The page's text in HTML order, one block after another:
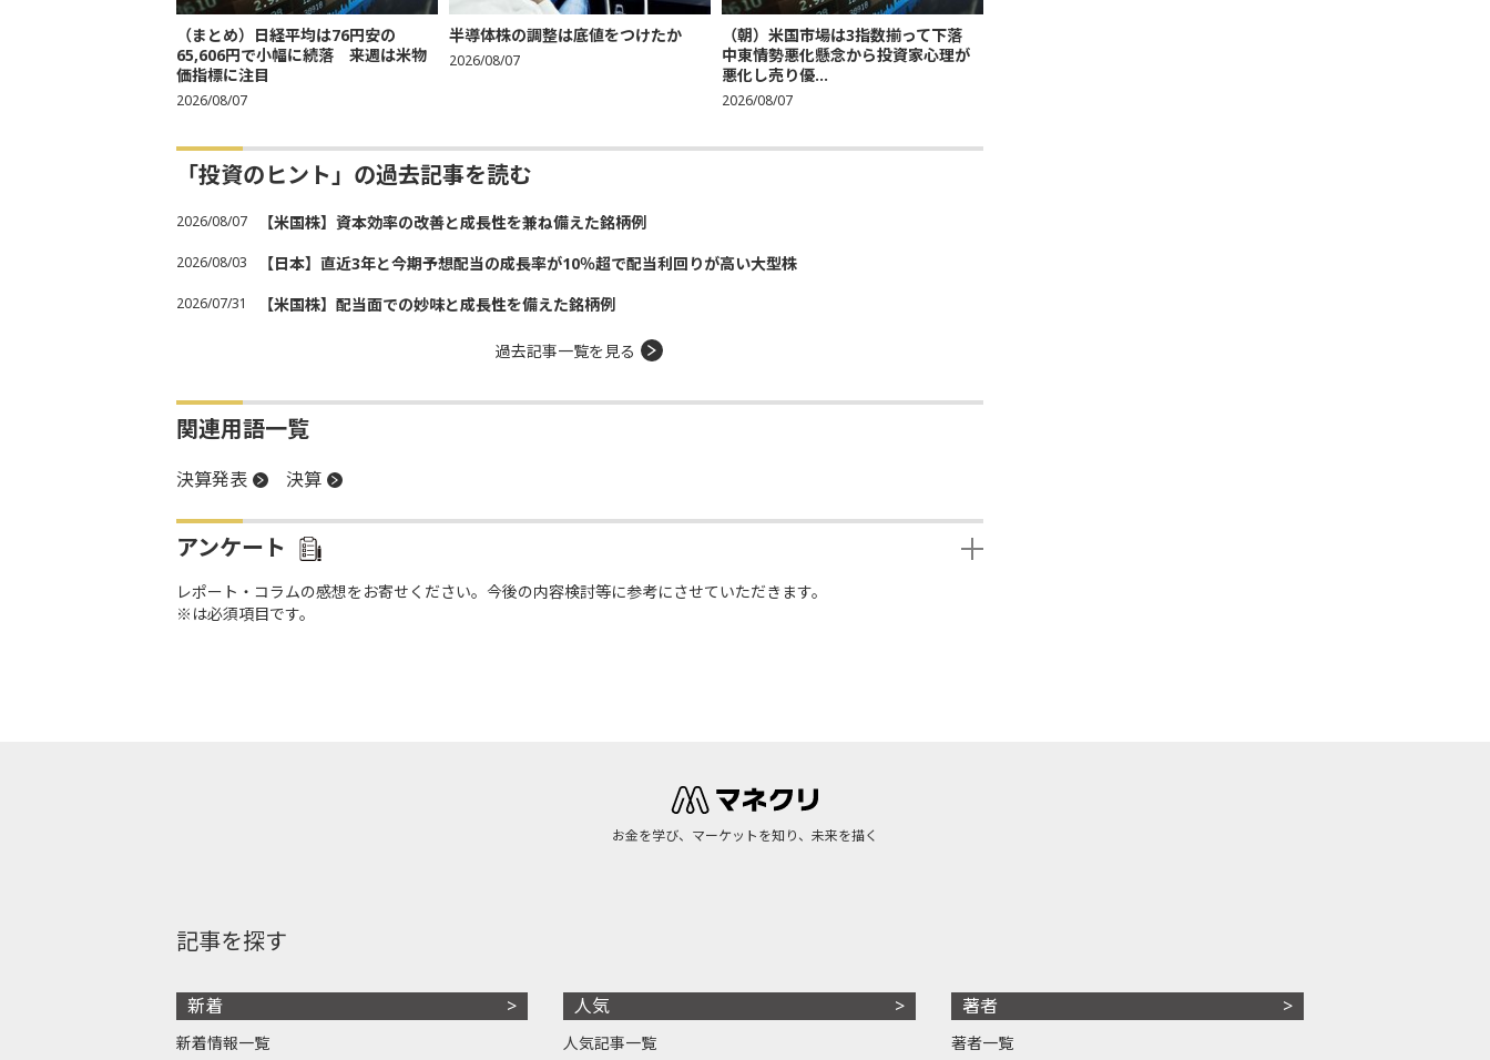
（まとめ）日経平均は76円安の
65,606円で小幅に続落 来週は米物
価指標に注目
2026/08/07
半導体株の調整は底値をつけたか
2026/08/07
（朝）米国市場は3指数揃って下落
中東情勢悪化懸念から投資家心理が
悪化し売り優...
2026/08/07
「投資のヒント」の過去記事を読む
2026/08/07 【米国株】資本効率の改善と成長性を兼ね備えた銘柄例
2026/08/03 【日本】直近3年と今期予想配当の成長率が10％超で配当利回りが高い大型株
2026/07/31 【米国株】配当面での妙味と成長性を備えた銘柄例
過去記事一覧を見る
関連用語一覧
決算発表 決算
アンケート
レポート・コラムの感想をお寄せください。今後の内容検討等に参考にさせていただきます。
※は必須項目です。
お金を学び、マーケットを知り、未来を描く
記事を探す
新着
新着情報一覧
人気
人気記事一覧
著者
著者一覧